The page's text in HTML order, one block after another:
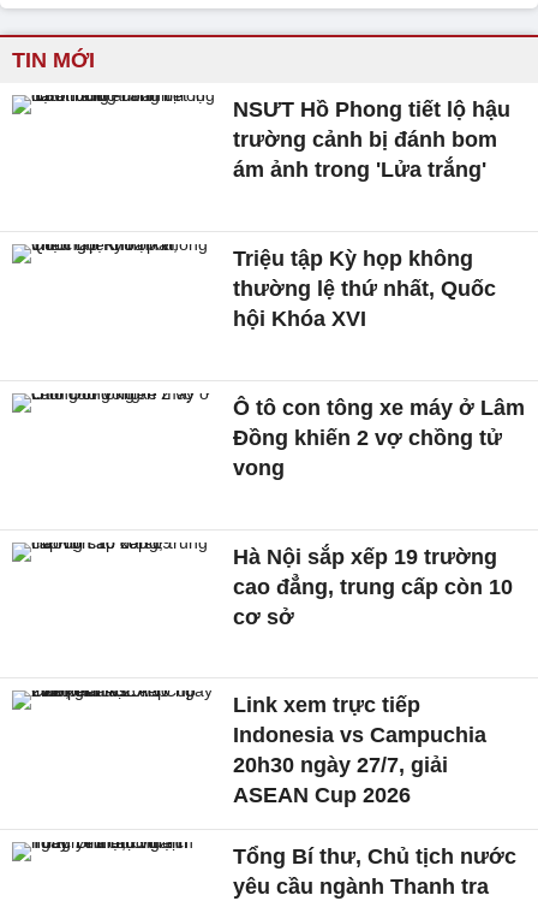
TIN MỚI
NSƯT Hồ Phong tiết lộ hậu
trường cảnh bị đánh bom
ám ảnh trong 'Lửa trắng'
Triệu tập Kỳ họp không
thường lệ thứ nhất, Quốc
hội Khóa XVI
Ô tô con tông xe máy ở Lâm
Đồng khiến 2 vợ chồng tử
vong
Hà Nội sắp xếp 19 trường
cao đẳng, trung cấp còn 10
cơ sở
Link xem trực tiếp
Indonesia vs Campuchia
20h30 ngày 27/7, giải
ASEAN Cup 2026
Tổng Bí thư, Chủ tịch nước
yêu cầu ngành Thanh tra